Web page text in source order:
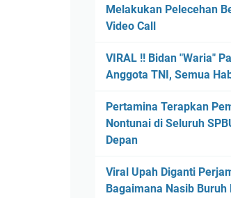
Melakukan Pelecehan
Video Call
VIRAL !! Bidan "Waria"
Anggota TNI, Semua
Pertamina Terapkan
Nontunai di Seluruh
Depan
Viral Upah Diganti
Bagaimana Nasib Buruh